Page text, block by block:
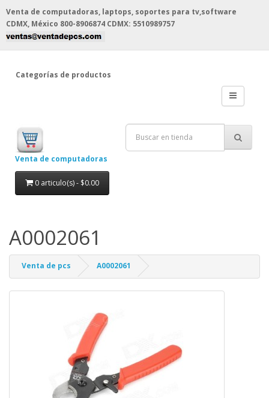
Venta de computadoras, laptops, soportes para tv,software
CDMX, México 800-8906874 CDMX: 5510989757
Categorías de productos
Venta de computadoras
0 articulo(s) - $0.00
A0002061
Venta de pcs A0002061